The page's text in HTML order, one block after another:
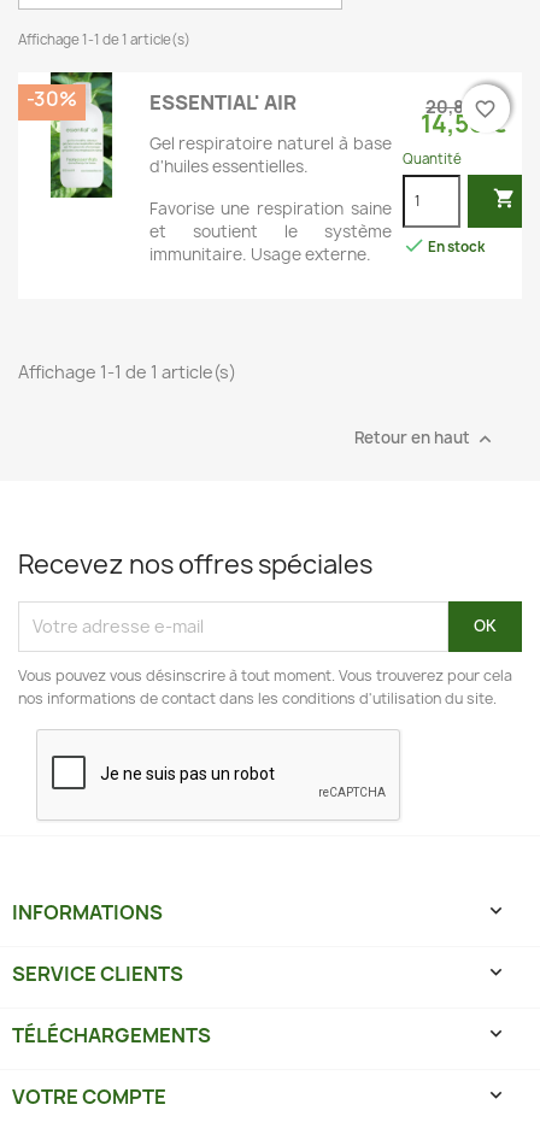
Affichage 1-1 de 1 article(s)
ESSENTIAL' AIR
Gel respiratoire naturel à base
d'huiles essentielles.
Favorise une respiration saine
et soutient le système
immunitaire. Usage externe.
20,80 €
14,56 €
Quantité

favorite_border
 En stock
-30% favorite_border
Affichage 1-1 de 1 article(s)
Retour en haut 
Recevez nos offres spéciales
Vous pouvez vous désinscrire à tout moment. Vous trouverez pour cela
nos informations de contact dans les conditions d'utilisation du site.
INFORMATIONS 
SERVICE CLIENTS 
TÉLÉCHARGEMENTS 
VOTRE COMPTE 